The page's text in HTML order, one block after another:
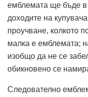
емблемата ще бъде в
доходите на
проучване, колкото
малка е емблемата;
изобщо да не се
обикновено се
Следователно